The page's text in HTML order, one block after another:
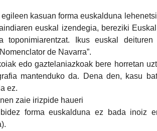
kasuan forma euskalduna
euskal izendegia, bereziki
toponimiarentzat. Ikus euskal deituren
de Navarra”.
edo gaztelaniazkoak bere horretan
mantenduko da. Dena den, kasu
ez.
zaie irizpide haueri
forma euskalduna ez bada inoiz